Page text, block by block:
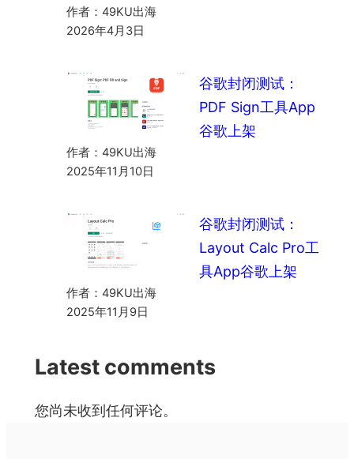
作者：49KU出海
2026年4月3日
谷歌封闭测试：
PDF Sign工具App
谷歌上架
作者：49KU出海
2025年11月10日
谷歌封闭测试：
Layout Calc Pro工
具App谷歌上架
作者：49KU出海
2025年11月9日
Latest comments
您尚未收到任何评论。